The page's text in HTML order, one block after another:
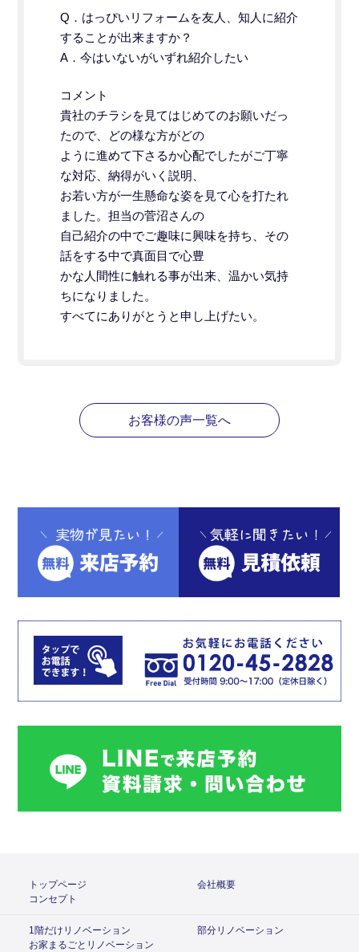
Q．はっぴいリフォームを友人、知人に紹介
することが出来ますか？
A．今はいないがいずれ紹介したい
コメント
貴社のチラシを見てはじめてのお願いだっ
たので、どの様な方がどの
ように進めて下さるか心配でしたがご丁寧
な対応、納得がいく説明、
お若い方が一生懸命な姿を見て心を打たれ
ました。担当の菅沼さんの
自己紹介の中でご趣味に興味を持ち、その
話をする中で真面目で心豊
かな人間性に触れる事が出来、温かい気持
ちになりました。
すべてにありがとうと申し上げたい。
お客様の声一覧へ
トップページ
会社概要
コンセプト
1階だけリノベーション
部分リノベーション
お家まるごとリノベーション